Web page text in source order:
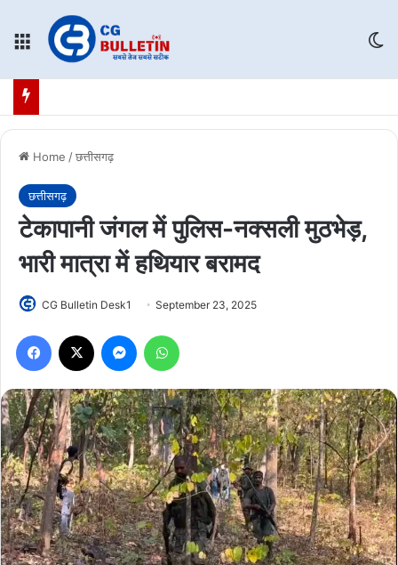
Menu
Home /छत्तीसगढ़
छत्तीसगढ़
टेकापानी जंगल में पुलिस-नक्सली मुठभेड़,
भारी मात्रा में हथियार बरामद
CG Bulletin Desk1 September 23, 2025
Facebook Messenger